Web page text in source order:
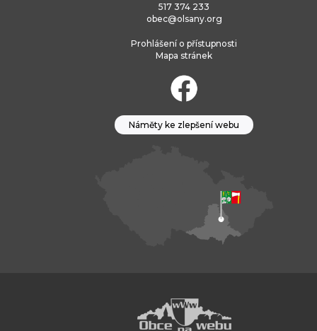
517 374 233
obec@olsany.org
Prohlášení o přístupnosti
Mapa stránek
Náměty ke zlepšení webu